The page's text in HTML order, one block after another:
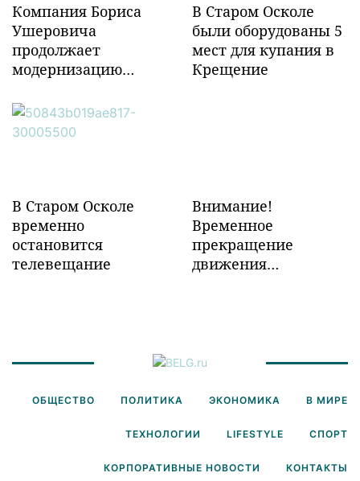
Компания Бориса
Ушеровича
продолжает
модернизацию
инфраструктуры в
Забайкалье
В Старом Осколе
были оборудованы 5
мест для купания в
Крещение
В Старом Осколе
временно
остановится
телевещание
Внимание!
Временное
прекращение
движения
ОБЩЕСТВО ПОЛИТИКА ЭКОНОМИКА В МИРЕ
ТЕХНОЛОГИИ LIFESTYLE СПОРТ
КОРПОРАТИВНЫЕ НОВОСТИ КОНТАКТЫ